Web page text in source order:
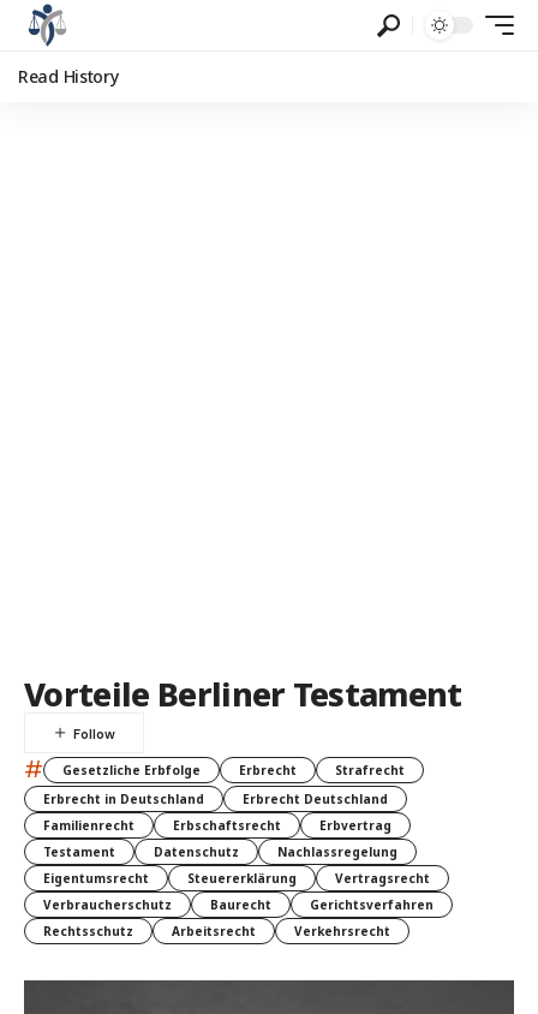
Read History
Vorteile Berliner Testament
# Gesetzliche Erbfolge Erbrecht
Strafrecht
Erbrecht in Deutschland
Erbrecht Deutschland
Familienrecht
Erbschaftsrecht
Erbvertrag
Testament
Datenschutz
Nachlassregelung
Eigentumsrecht
Steuererklärung
Vertragsrecht
Verbraucherschutz
Baurecht
Gerichtsverfahren
Rechtsschutz
Arbeitsrecht Verkehrsrecht